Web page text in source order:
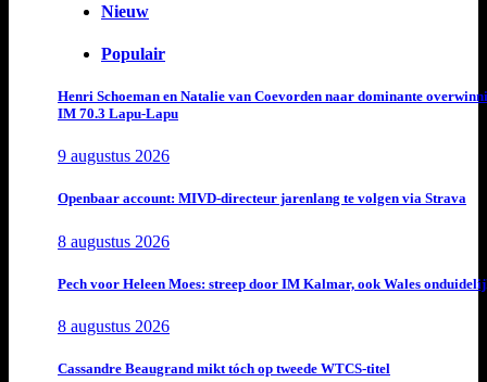
Nieuw
Populair
Henri Schoeman en Natalie van Coevorden naar dominante
IM 70.3 Lapu-Lapu
9 augustus 2026
Openbaar account: MIVD-directeur jarenlang te volgen via Strava
8 augustus 2026
Pech voor Heleen Moes: streep door IM Kalmar, ook Wales
8 augustus 2026
Cassandre Beaugrand mikt tóch op tweede WTCS-titel